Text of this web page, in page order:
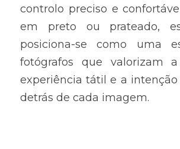
controlo preciso e
em preto ou prateado,
posiciona-se como uma
fotógrafos que valorizam
experiência tátil e a
detrás de cada imagem.